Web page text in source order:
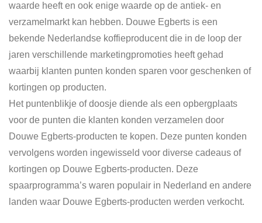
waarde heeft en ook enige waarde op de antiek- en
verzamelmarkt kan hebben. Douwe Egberts is een
bekende Nederlandse koffieproducent die in de loop der
jaren verschillende marketingpromoties heeft gehad
waarbij klanten punten konden sparen voor geschenken of
kortingen op producten.
Het puntenblikje of doosje diende als een opbergplaats
voor de punten die klanten konden verzamelen door
Douwe Egberts-producten te kopen. Deze punten konden
vervolgens worden ingewisseld voor diverse cadeaus of
kortingen op Douwe Egberts-producten. Deze
spaarprogramma’s waren populair in Nederland en andere
landen waar Douwe Egberts-producten werden verkocht.